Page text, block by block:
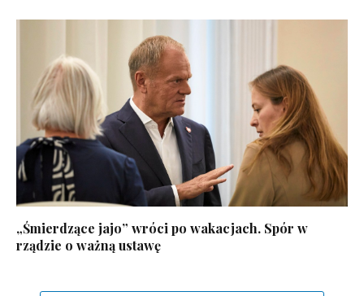
„Śmierdzące jajo” wróci po wakacjach. Spór w
rządzie o ważną ustawę